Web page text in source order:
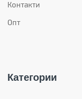
Контакти
Опт
Категории